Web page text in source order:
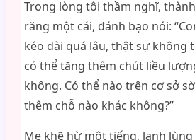
Trong lòng tôi thầm nghĩ,
răng một cái, đánh bạo nói:
kéo dài quá lâu, thật sự không
có thể tăng thêm chút liều
không. Có thể nào trên cơ sở
thêm chỗ nào khác không?”
Mẹ khẽ hừ một tiếng, lạnh lùng